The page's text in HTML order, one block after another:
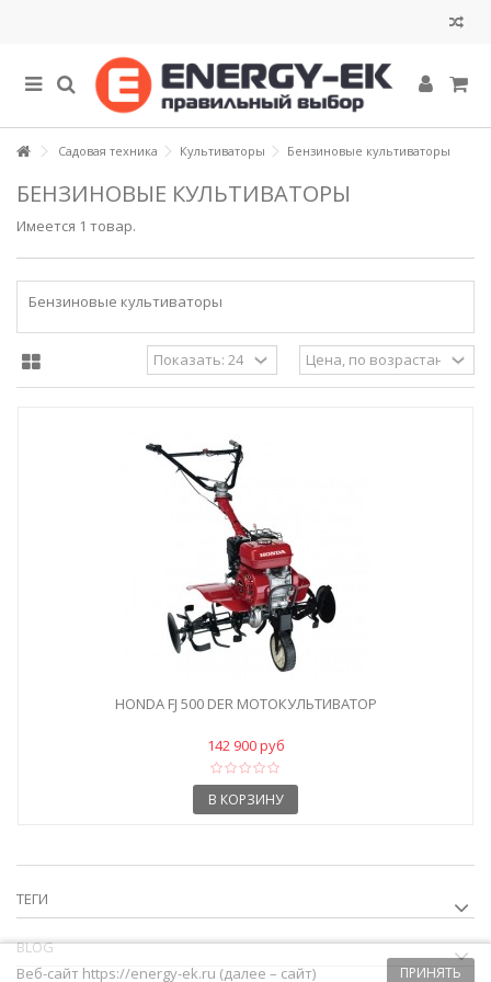
Садовая техника Культиваторы Бензиновые культиваторы
БЕНЗИНОВЫЕ КУЛЬТИВАТОРЫ
Имеется 1 товар.
Бензиновые культиваторы
HONDA FJ 500 DER МОТОКУЛЬТИВАТОР
142 900 руб
В КОРЗИНУ
ТЕГИ
BLOG
ПРИНЯТЬ
Веб-сайт https://energy-ek.ru (далее – сайт)